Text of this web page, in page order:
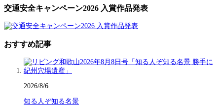
交通安全キャンペーン2026 入賞作品発表
おすすめ記事
2026/8/6
知る人ぞ知る名景